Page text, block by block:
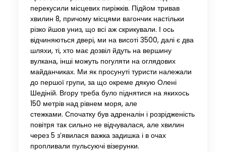
перекусили місцевих пиріжків. Підйом тривав
хвилин 8, причому місцями вагончик настільки
різко йшов униз, що всі аж скрикували. І ось
відчиняються двері, ми на висоті 3500, далі є два
шляхи, ті, хто має дозвіл йдуть на вершину
вулкана, інші можуть погуляти на оглядових
майданчиках. Ми як просунуті туристи належали
до першої групи, за що окреме дякую Олені
Шедіній. Вгору треба було піднятися на якихось
150 метрів над рівнем моря, але
стежками. Спочатку був адреналін і розрідженість
повітря так сильно не відчувалася, але хвилин
через 5 з’явилася важка задишка і в очах
пропливали пульсуючі візерунки.